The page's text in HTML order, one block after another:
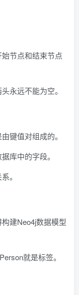
节点和结束节点
永远不能为空。
键值对组成的。
库中的字段。
。
建Neo4j数据模型
就是标签。